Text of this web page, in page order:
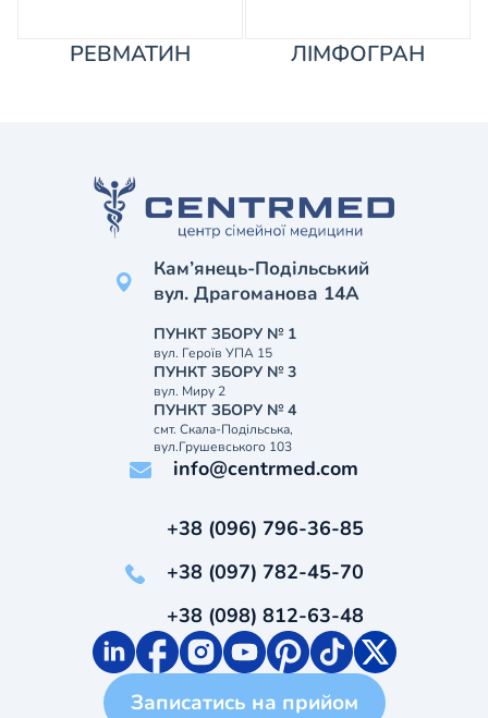
РЕВМАТИН ЛІМФОГРАН
Кам’янець-Подільський
вул. Драгоманова 14А
ПУНКТ ЗБОРУ № 1
вул. Героїв УПА 15
ПУНКТ ЗБОРУ № 3
вул. Миру 2
ПУНКТ ЗБОРУ № 4
смт. Скала-Подільська,
вул.Грушевського 103
info@centrmed.com
+38 (096) 796-36-85
+38 (097) 782-45-70
+38 (098) 812-63-48
Записатись на прийом